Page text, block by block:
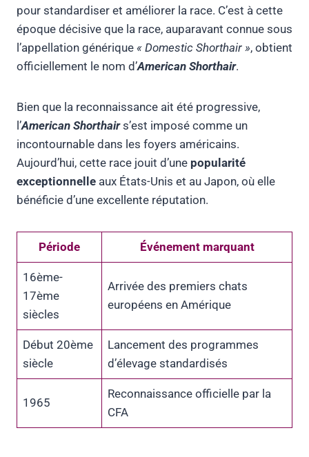
pour standardiser et améliorer la race. C’est à cette
époque décisive que la race, auparavant connue sous
l’appellation générique « Domestic Shorthair », obtient
officiellement le nom d’American Shorthair.
Bien que la reconnaissance ait été progressive,
l’American Shorthairs’est imposé comme un
incontournable dans les foyers américains.
Aujourd’hui, cette race jouit d’une popularité
exceptionnelle aux États-Unis et au Japon, où elle
bénéficie d’une excellente réputation.
Période Événement marquant
16ème-
17ème
siècles
Arrivée des premiers chats
européens en Amérique
Début 20ème
siècle
Lancement des programmes
d’élevage standardisés
1965
Reconnaissance officielle par la
CFA